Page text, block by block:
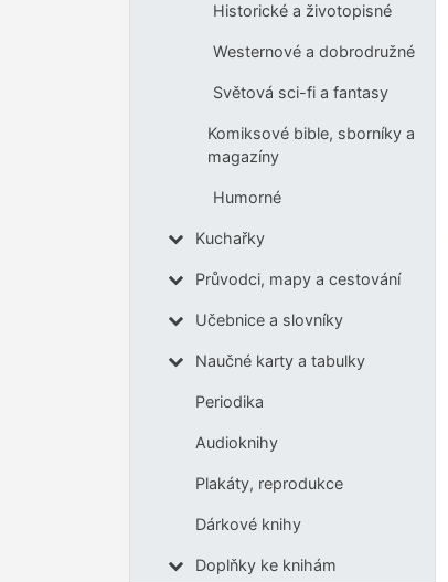
Historické a životopisné
Westernové a dobrodružné
Světová sci-fi a fantasy
Komiksové bible, sborníky a
magazíny
Humorné
Kuchařky
Průvodci, mapy a cestování
Učebnice a slovníky
Naučné karty a tabulky
Periodika
Audioknihy
Plakáty, reprodukce
Dárkové knihy
Doplňky ke knihám